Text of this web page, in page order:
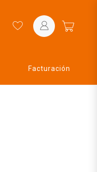
Facturación